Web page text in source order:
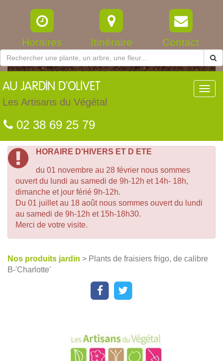
Horaires Itinéraire Contact
AU JARDIN D'OLIVET
Les Artisans du Végétal
02 38 69 25 79
HORAIRE D'HIVERS ET D ETE
du 01 novembre au 28 février nous sommes
ouvert du lundi au samedi de 9h-12h et 14h- 18h,
dimanche et jour férié 9h-12h.
Du 01 juillet au 18 août nous sommes ouvert du lundi
au samedi de 9h-12h et 15h-18h30.
Merci de votre visite.
Nos produits jardin > Plants de fraisiers frigo, de calibre
B-'Charlotte'